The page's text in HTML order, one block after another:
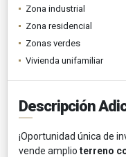
Zona industrial
Zona residencial
Zonas verdes
Vivienda unifamiliar
Descripción
¡Oportunidad única de
vende amplio terreno